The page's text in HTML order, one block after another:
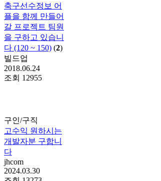
축구선수정보 어
플을 함께 만들어
갈 프로젝트 팀원
을 구하고 있습니
다 (120 ~ 150) (2)
빌드업
2018.06.24
조회 12955
구인/구직
고수익 원하시는
개발자분 구합니
다
jhcom
2024.03.30